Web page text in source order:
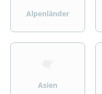
Alpenländer
>
Asien
>